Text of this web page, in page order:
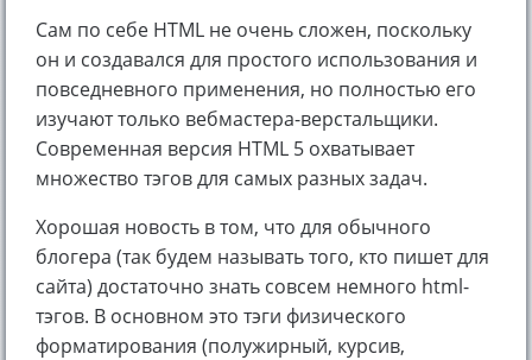
Сам по себе HTML не очень сложен, поскольку
он и создавался для простого использования и
повседневного применения, но полностью его
изучают только вебмастера-верстальщики.
Современная версия HTML 5 охватывает
множество тэгов для самых разных задач.
Хорошая новость в том, что для обычного
блогера (так будем называть того, кто пишет для
сайта) достаточно знать совсем немного html-
тэгов. В основном это тэги физического
форматирования (полужирный, курсив,